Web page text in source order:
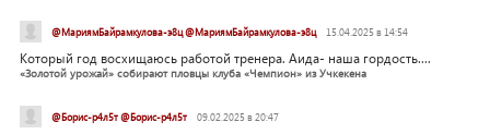
@МариямБайрамкулова-э8ц @МариямБайрамкулова-э8ц 15.04.2025 в 14:54
Который год восхищаюсь работой тренера. Аида- наша гордость....
«Золотой урожай» собирают пловцы клуба «Чемпион» из Учкекена
@Борис-р4л5т @Борис-р4л5т 09.02.2025 в 20:47